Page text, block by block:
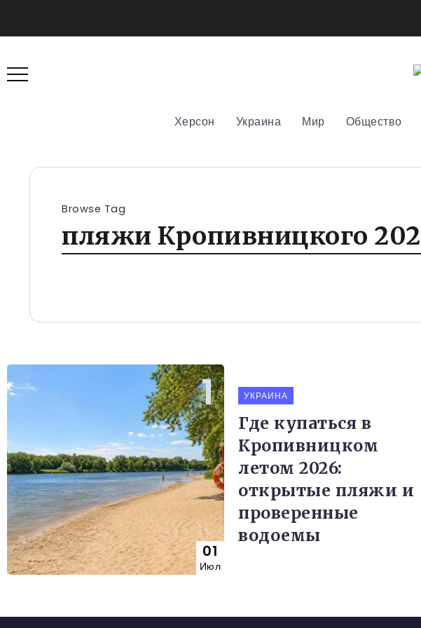
Херсон Украина Мир Общество
Browse Tag
пляжи Кропивницкого
01
Июл
УКРАИНА
Где купаться в
Кропивницком
летом 2026:
открытые пляжи и
проверенные
водоемы